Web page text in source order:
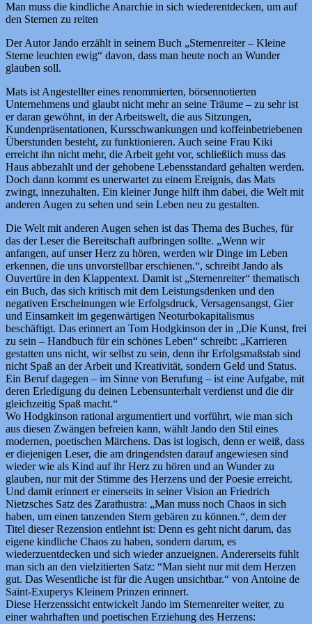
Man muss die kindliche Anarchie in sich wiederentdecken, um auf
den Sternen zu reiten
Der Autor Jando erzählt in seinem Buch „Sternenreiter – Kleine
Sterne leuchten ewig“ davon, dass man heute noch an Wunder
glauben soll.
Mats ist Angestellter eines renommierten, börsennotierten
Unternehmens und glaubt nicht mehr an seine Träume – zu sehr ist
er daran gewöhnt, in der Arbeitswelt, die aus Sitzungen,
Kundenpräsentationen, Kursschwankungen und koffeinbetriebenen
Überstunden besteht, zu funktionieren. Auch seine Frau Kiki
erreicht ihn nicht mehr, die Arbeit geht vor, schließlich muss das
Haus abbezahlt und der gehobene Lebensstandard gehalten werden.
Doch dann kommt es unerwartet zu einem Ereignis, das Mats
zwingt, innezuhalten. Ein kleiner Junge hilft ihm dabei, die Welt mit
anderen Augen zu sehen und sein Leben neu zu gestalten.
Die Welt mit anderen Augen sehen ist das Thema des Buches, für
das der Leser die Bereitschaft aufbringen sollte. „Wenn wir
anfangen, auf unser Herz zu hören, werden wir Dinge im Leben
erkennen, die uns unvorstellbar erschienen.“, schreibt Jando als
Ouvertüre in den Klappentext. Damit ist „Sternenreiter“ thematisch
ein Buch, das sich kritisch mit dem Leistungsdenken und den
negativen Erscheinungen wie Erfolgsdruck, Versagensangst, Gier
und Einsamkeit im gegenwärtigen Neoturbokapitalismus
beschäftigt. Das erinnert an Tom Hodgkinson der in „Die Kunst, frei
zu sein – Handbuch für ein schönes Leben“ schreibt: „Karrieren
gestatten uns nicht, wir selbst zu sein, denn ihr Erfolgsmaßstab sind
nicht Spaß an der Arbeit und Kreativität, sondern Geld und Status.
Ein Beruf dagegen – im Sinne von Berufung – ist eine Aufgabe, mit
deren Erledigung du deinen Lebensunterhalt verdienst und die dir
gleichzeitig Spaß macht.“
Wo Hodgkinson rational argumentiert und vorführt, wie man sich
aus diesen Zwängen befreien kann, wählt Jando den Stil eines
modernen, poetischen Märchens. Das ist logisch, denn er weiß, dass
er diejenigen Leser, die am dringendsten darauf angewiesen sind
wieder wie als Kind auf ihr Herz zu hören und an Wunder zu
glauben, nur mit der Stimme des Herzens und der Poesie erreicht.
Und damit erinnert er einerseits in seiner Vision an Friedrich
Nietzsches Satz des Zarathustra: „Man muss noch Chaos in sich
haben, um einen tanzenden Stern gebären zu können.“, dem der
Titel dieser Rezension entlehnt ist: Denn es geht nicht darum, das
eigene kindliche Chaos zu haben, sondern darum, es
wiederzuentdecken und sich wieder anzueignen. Andererseits fühlt
man sich an den vielzitierten Satz: “Man sieht nur mit dem Herzen
gut. Das Wesentliche ist für die Augen unsichtbar.“ von Antoine de
Saint-Exuperys Kleinem Prinzen erinnert.
Diese Herzenssicht entwickelt Jando im Sternenreiter weiter, zu
einer wahrhaften und poetischen Erziehung des Herzens: